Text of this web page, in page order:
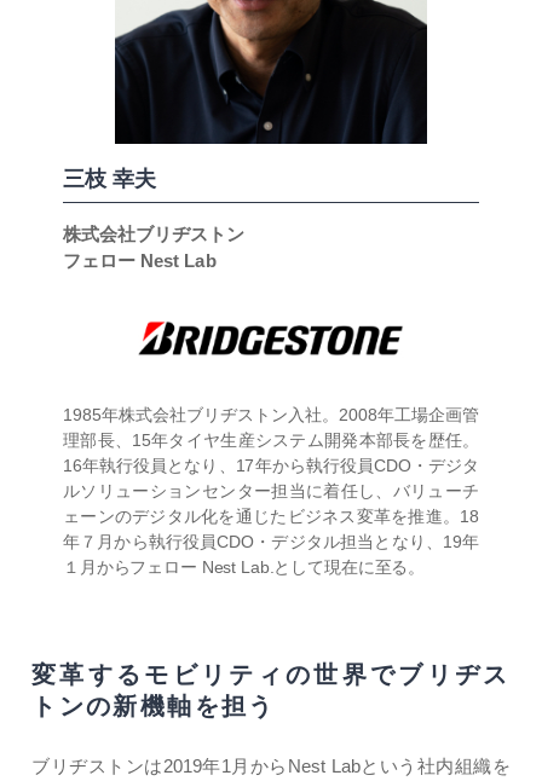
三枝 幸夫
株式会社ブリヂストン
フェロー Nest Lab
1985年株式会社ブリヂストン入社。2008年工場企画管
理部長、15年タイヤ生産システム開発本部長を歴任。
16年執行役員となり、17年から執行役員CDO・デジタ
ルソリューションセンター担当に着任し、バリューチ
ェーンのデジタル化を通じたビジネス変革を推進。18
年７月から執行役員CDO・デジタル担当となり、19年
１月からフェロー Nest Lab.として現在に至る。
変革するモビリティの世界でブリヂス
トンの新機軸を担う
ブリヂストンは2019年1月からNest Labという社内組織を